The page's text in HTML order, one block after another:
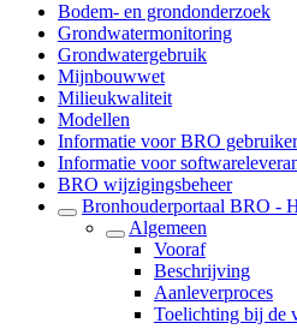
Bodem- en grondonderzoek
Grondwatermonitoring
Grondwatergebruik
Mijnbouwwet
Milieukwaliteit
Modellen
Informatie voor BRO
Informatie voor
BRO wijzigingsbeheer
Bronhouderportaal BRO -
Algemeen
Vooraf
Beschrijving
Aanleverproces
Toelichting bij de